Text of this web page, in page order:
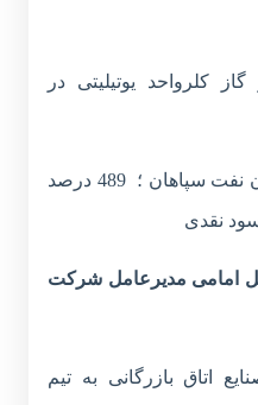
کلرواحد یوتیلیتی در
نفت سپاهان
؛ 489 درصد
امامی مدیرعامل شرکت
اتاق بازرگانی به تیم